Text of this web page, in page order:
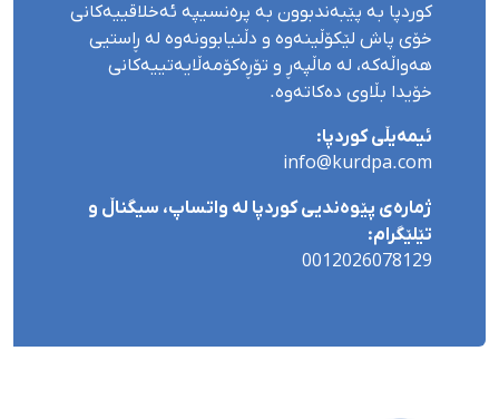
کوردپا بە پێبەندبوون بە پرەنسیپە ئەخلاقییەکانی
خۆی پاش لێکۆڵینەوە و دڵنیابوونەوە لە ڕاستیی
هەواڵەکە، لە ماڵپەڕ و تۆڕەکۆمەڵایەتییەکانی
خۆیدا بڵاوی دەکاتەوە.
ئیمەیڵی کوردپا:
info@kurdpa.com
ژمارەی پێوەندیی کوردپا لە واتساپ، سیگناڵ و
تێلێگرام:
0012026078129